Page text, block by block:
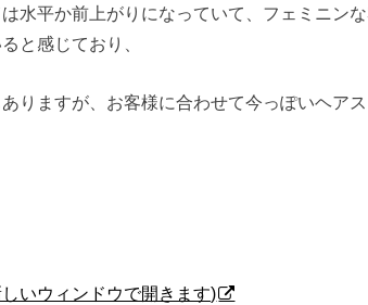
水平か前上がりになっていて、フェミニン
と感じており、
りますが、お客様に合わせて今っぽいヘア
いウィンドウで開きます)